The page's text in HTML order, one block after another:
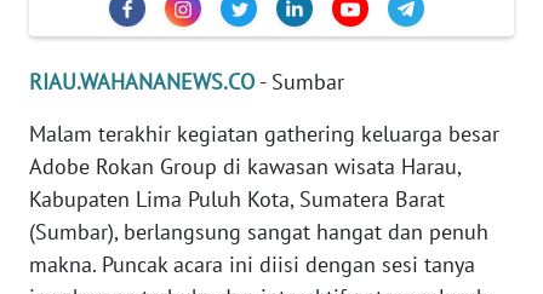
RIAU.WAHANANEWS.CO - Sumbar
Malam terakhir kegiatan gathering keluarga besar
Adobe Rokan Group di kawasan wisata Harau,
Kabupaten Lima Puluh Kota, Sumatera Barat
(Sumbar), berlangsung sangat hangat dan penuh
makna. Puncak acara ini diisi dengan sesi tanya
KARIR
DISCLAIMER
Wahana
News
Regional